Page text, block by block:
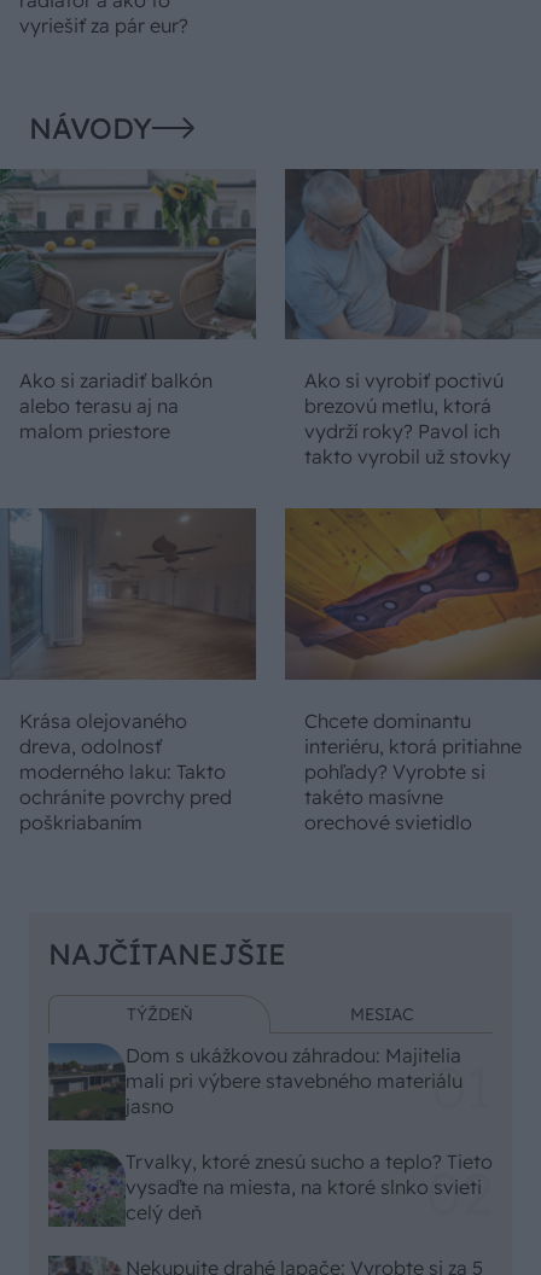
vyriešiť za pár eur?
NÁVODY
Ako si zariadiť balkón
alebo terasu aj na
malom priestore
Ako si vyrobiť poctivú
brezovú metlu, ktorá
vydrží roky? Pavol ich
takto vyrobil už stovky
Krása olejovaného
dreva, odolnosť
moderného laku: Takto
ochránite povrchy pred
poškriabaním
Chcete dominantu
interiéru, ktorá pritiahne
pohľady? Vyrobte si
takéto masívne
orechové svietidlo
NAJČÍTANEJŠIE
TÝŽDEŇ MESIAC
Dom s ukážkovou záhradou: Majitelia
mali pri výbere stavebného materiálu
jasno
Trvalky, ktoré znesú sucho a teplo? Tieto
vysaďte na miesta, na ktoré slnko svieti
celý deň
Nekupujte drahé lapače: Vyrobte si za 5